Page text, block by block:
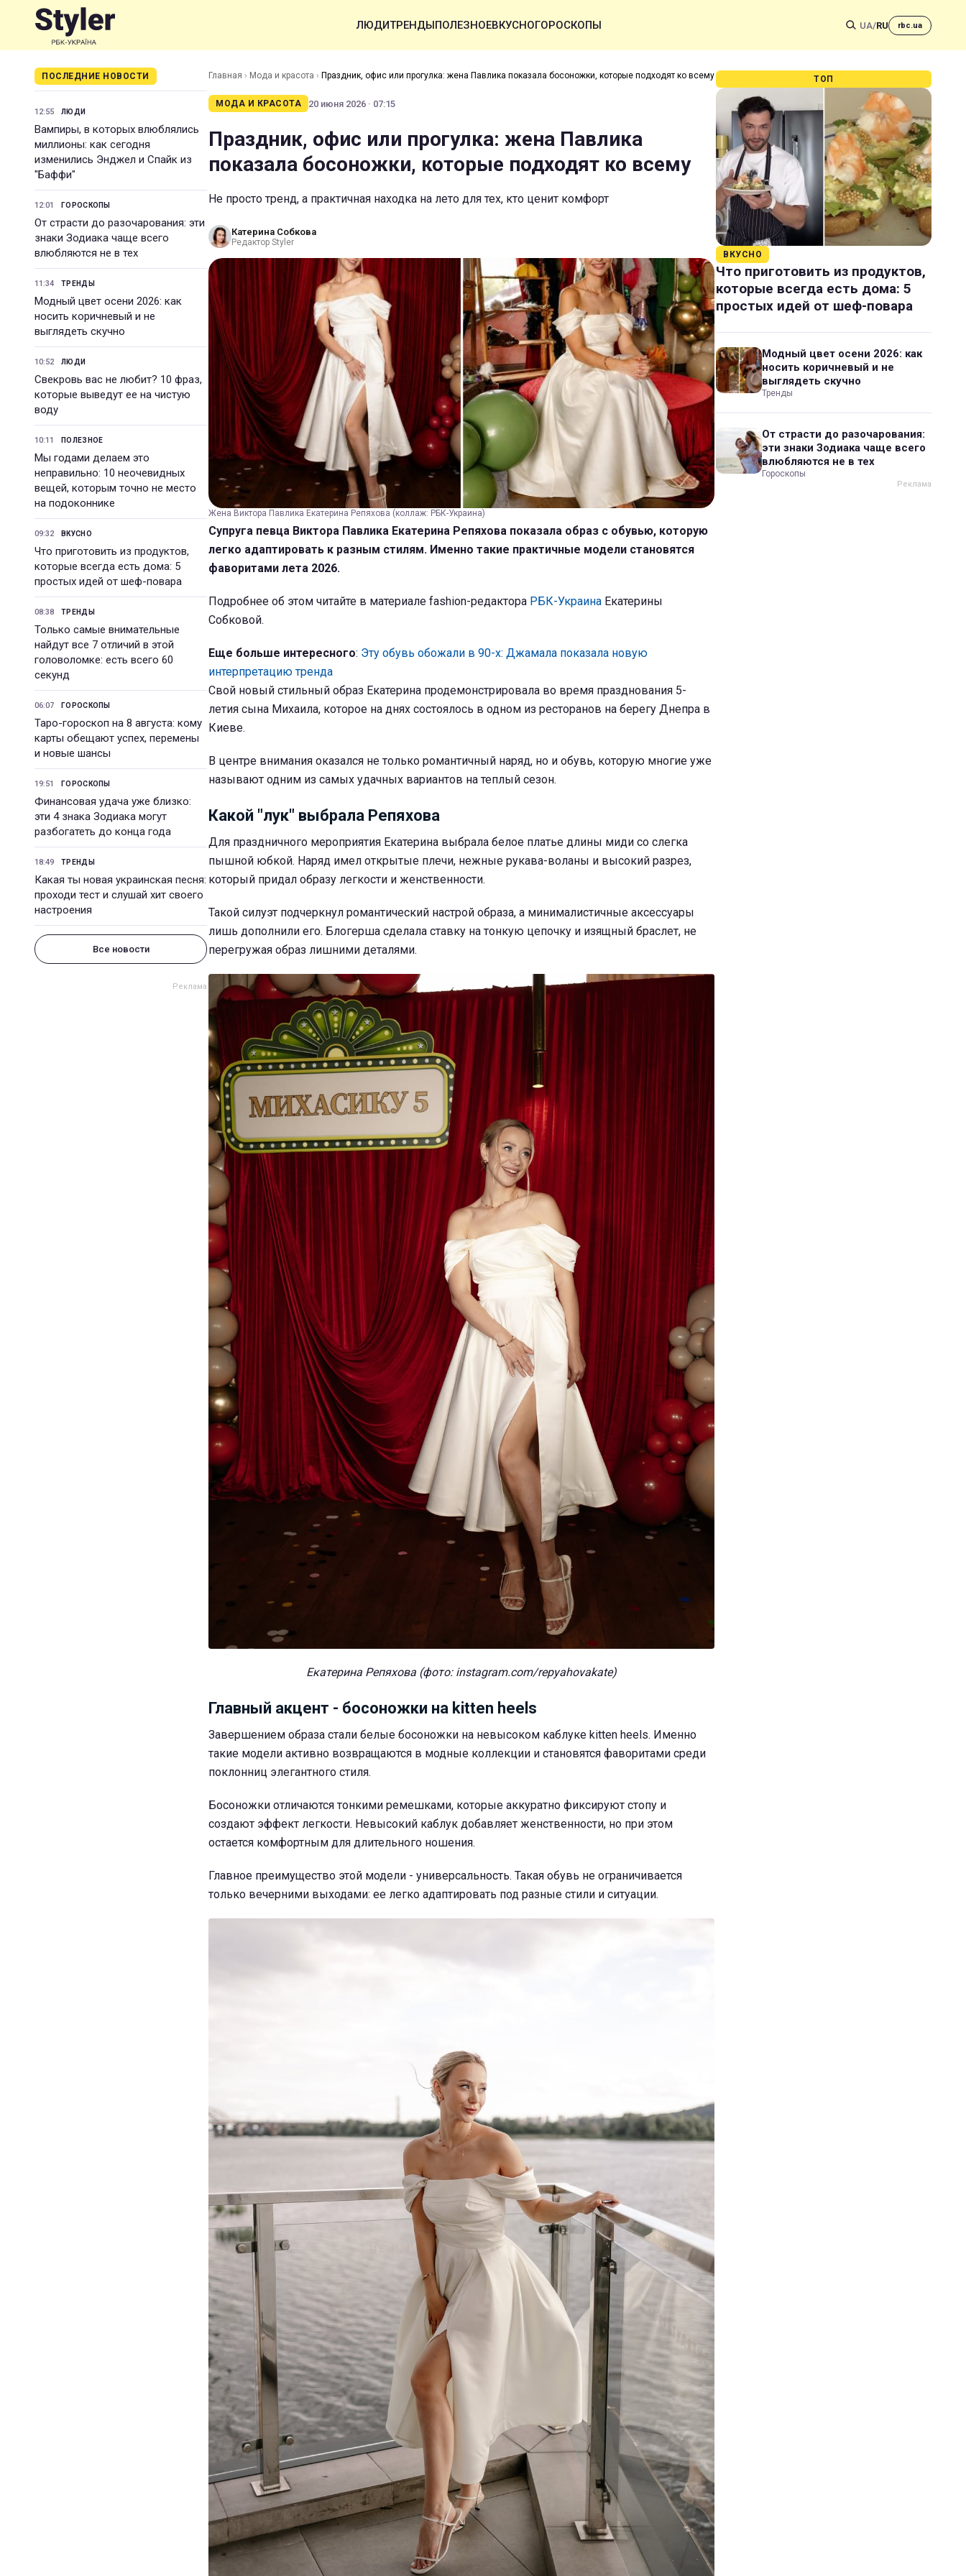
ЛЮДИТРЕНДЫПОЛЕЗНОЕВКУСНОГОРОСКОПЫ UA/RU rbc.ua
ПОСЛЕДНИЕ НОВОСТИ
12:55 ЛЮДИ
Вампиры, в которых влюблялись
миллионы: как сегодня
изменились Энджел и Спайк из
"Баффи"
12:01 ГОРОСКОПЫ
От страсти до разочарования: эти
знаки Зодиака чаще всего
влюбляются не в тех
11:34 ТРЕНДЫ
Модный цвет осени 2026: как
носить коричневый и не
выглядеть скучно
10:52 ЛЮДИ
Свекровь вас не любит? 10 фраз,
которые выведут ее на чистую
воду
10:11 ПОЛЕЗНОЕ
Мы годами делаем это
неправильно: 10 неочевидных
вещей, которым точно не место
на подоконнике
09:32 ВКУСНО
Что приготовить из продуктов,
которые всегда есть дома: 5
простых идей от шеф-повара
08:38 ТРЕНДЫ
Только самые внимательные
найдут все 7 отличий в этой
головоломке: есть всего 60
секунд
06:07 ГОРОСКОПЫ
Таро-гороскоп на 8 августа: кому
карты обещают успех, перемены
и новые шансы
19:51 ГОРОСКОПЫ
Финансовая удача уже близко:
эти 4 знака Зодиака могут
разбогатеть до конца года
18:49 ТРЕНДЫ
Какая ты новая украинская песня:
проходи тест и слушай хит своего
настроения
Все новости
Главная › Мода и красота › Праздник, офис или прогулка: жена Павлика показала босоножки, которые подходят ко всему
МОДА И КРАСОТА 20 июня 2026 · 07:15
Праздник, офис или прогулка: жена Павлика
показала босоножки, которые подходят ко всему
Не просто тренд, а практичная находка на лето для тех, кто ценит комфорт
Катерина Собкова
Редактор Styler
Жена Виктора Павлика Екатерина Репяхова (коллаж: РБК-Украина)
Супруга певца Виктора Павлика Екатерина Репяхова показала образ с обувью, которую
легко адаптировать к разным стилям. Именно такие практичные модели становятся
фаворитами лета 2026.
Подробнее об этом читайте в материале fashion-редактора РБК-Украина Екатерины
Собковой.
Еще больше интересного: Эту обувь обожали в 90-х: Джамала показала новую
интерпретацию тренда
Свой новый стильный образ Екатерина продемонстрировала во время празднования 5-
летия сына Михаила, которое на днях состоялось в одном из ресторанов на берегу Днепра в
Киеве.
В центре внимания оказался не только романтичный наряд, но и обувь, которую многие уже
называют одним из самых удачных вариантов на теплый сезон.
Какой "лук" выбрала Репяхова
Для праздничного мероприятия Екатерина выбрала белое платье длины миди со слегка
пышной юбкой. Наряд имел открытые плечи, нежные рукава-воланы и высокий разрез,
который придал образу легкости и женственности.
Такой силуэт подчеркнул романтический настрой образа, а минималистичные аксессуары
лишь дополнили его. Блогерша сделала ставку на тонкую цепочку и изящный браслет, не
перегружая образ лишними деталями.
Екатерина Репяхова (фото: instagram.com/repyahovakate)
Главный акцент - босоножки на kitten heels
Завершением образа стали белые босоножки на невысоком каблуке kitten heels. Именно
такие модели активно возвращаются в модные коллекции и становятся фаворитами среди
поклонниц элегантного стиля.
Босоножки отличаются тонкими ремешками, которые аккуратно фиксируют стопу и
создают эффект легкости. Невысокий каблук добавляет женственности, но при этом
остается комфортным для длительного ношения.
Главное преимущество этой модели - универсальность. Такая обувь не ограничивается
только вечерними выходами: ее легко адаптировать под разные стили и ситуации.
ТОП
ВКУСНО
Что приготовить из продуктов,
которые всегда есть дома: 5
простых идей от шеф-повара
Модный цвет осени 2026: как
носить коричневый и не
выглядеть скучно
Тренды
От страсти до разочарования:
эти знаки Зодиака чаще всего
влюбляются не в тех
Гороскопы